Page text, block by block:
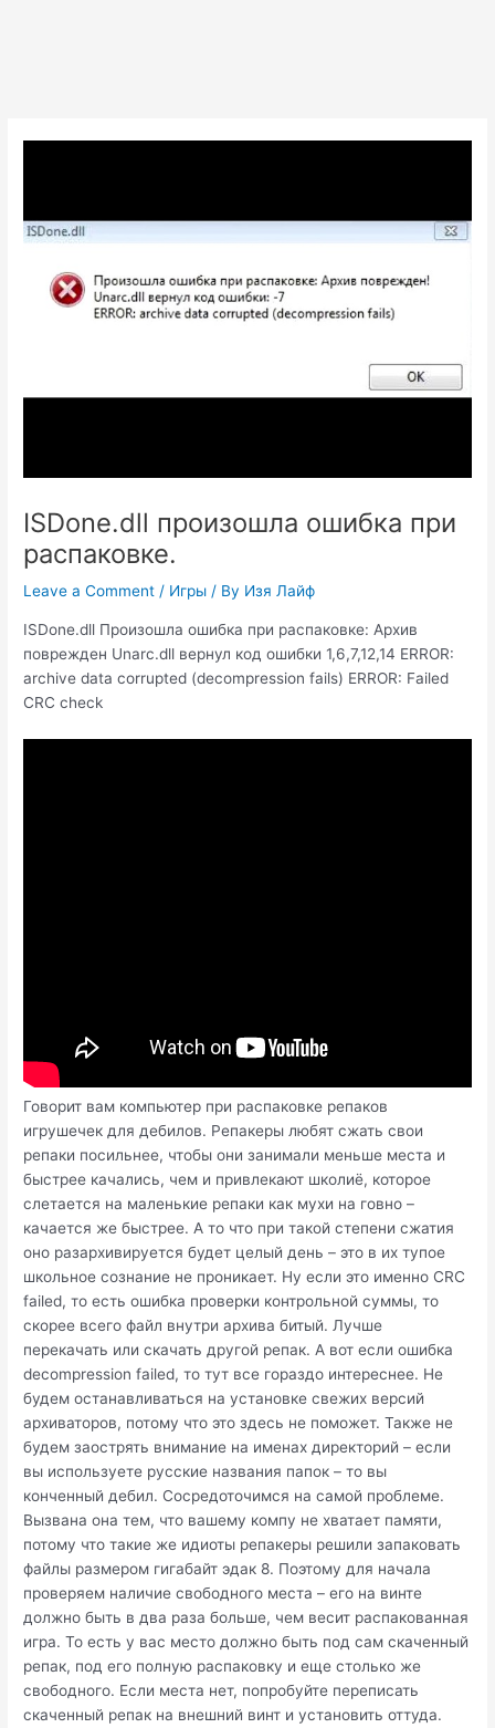
ISDone.dll произошла ошибка при
распаковке.
Leave a Comment / Игры / By Изя Лайф
ISDone.dll Произошла ошибка при распаковке: Архив
поврежден Unarc.dll вернул код ошибки 1,6,7,12,14 ERROR:
archive data corrupted (decompression fails) ERROR: Failed
CRC check
Говорит вам компьютер при распаковке репаков
игрушечек для дебилов. Репакеры любят сжать свои
репаки посильнее, чтобы они занимали меньше места и
быстрее качались, чем и привлекают школиё, которое
слетается на маленькие репаки как мухи на говно –
качается же быстрее. А то что при такой степени сжатия
оно разархивируется будет целый день – это в их тупое
школьное сознание не проникает. Ну если это именно CRC
failed, то есть ошибка проверки контрольной суммы, то
скорее всего файл внутри архива битый. Лучше
перекачать или скачать другой репак. А вот если ошибка
decompression failed, то тут все гораздо интереснее. Не
будем останавливаться на установке свежих версий
архиваторов, потому что это здесь не поможет. Также не
будем заострять внимание на именах директорий – если
вы используете русские названия папок – то вы
конченный дебил. Сосредоточимся на самой проблеме.
Вызвана она тем, что вашему компу не хватает памяти,
потому что такие же идиоты репакеры решили запаковать
файлы размером гигабайт эдак 8. Поэтому для начала
проверяем наличие свободного места – его на винте
должно быть в два раза больше, чем весит распакованная
игра. То есть у вас место должно быть под сам скаченный
репак, под его полную распаковку и еще столько же
свободного. Если места нет, попробуйте переписать
скаченный репак на внешний винт и установить оттуда.